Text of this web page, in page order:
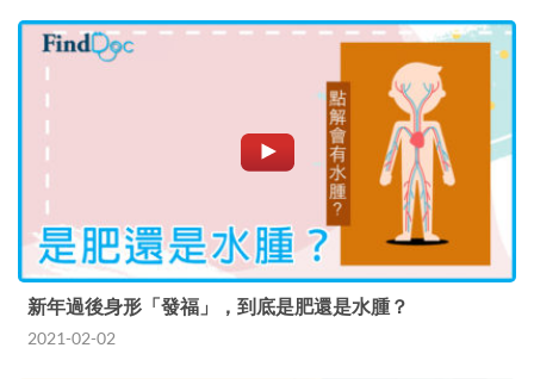
新年過後身形「發福」，到底是肥還是水腫？
2021-02-02